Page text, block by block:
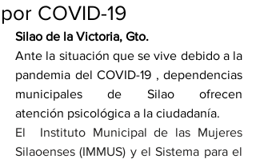
por COVID-19
Silao de la Victoria, Gto.
Ante la situación que se vive debido a la
pandemia del COVID-19 , dependencias
municipales de Silao ofrecen
atención psicológica a la ciudadanía.
El  Instituto Municipal de las Mujeres
Silaoenses (IMMUS) y el Sistema para el